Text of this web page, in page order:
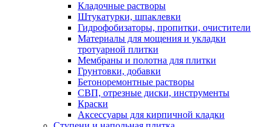
Кладочные растворы
Штукатурки, шпаклевки
Гидрофобизаторы, пропитки, очистители
Материалы для мощения и укладки
тротуарной плитки
Мембраны и полотна для плитки
Грунтовки, добавки
Бетоноремонтные растворы
СВП, отрезные диски, инструменты
Краски
Аксессуары для кирпичной кладки